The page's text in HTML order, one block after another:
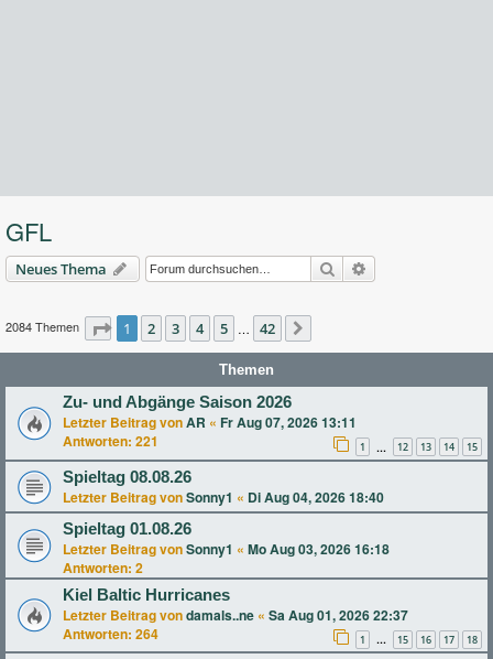
GFL
Neues Thema Suche
2084 Themen Seite1 von 42
1 2 3 4 5 … 42
Themen
Zu- und Abgänge Saison 2026
Letzter Beitrag vonAR « Fr Aug 07, 2026 13:11
Antworten: 221 1 … 12 13 14 15
Spieltag 08.08.26
Letzter Beitrag vonSonny1 « Di Aug 04, 2026 18:40
Spieltag 01.08.26
Letzter Beitrag vonSonny1 « Mo Aug 03, 2026 16:18
Antworten: 2
Kiel Baltic Hurricanes
Letzter Beitrag vondamals..ne « Sa Aug 01, 2026 22:37
Antworten: 264 1 … 15 16 17 18